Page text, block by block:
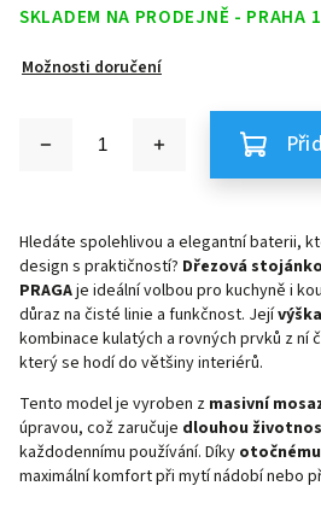
SKLADEM NA PRODEJNĚ - PRAHA
Možnosti doručení
Hledáte spolehlivou a elegantní baterii,
design s praktičností? Dřezová
PRAGAje ideální volbou pro kuchyně i
důraz na čisté linie a funkčnost. Její
kombinace kulatých a rovných prvků z ní
který se hodí do většiny interiérů.
Tento model je vyroben z masivní
úpravou, což zaručuje dlouhou
každodennímu používání. Díky
maximální komfort při mytí nádobí nebo